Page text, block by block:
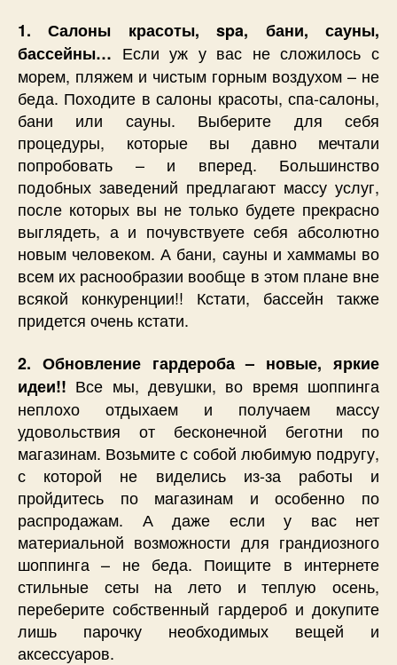
1. Салоны красоты, spa, бани, сауны,
бассейны… Если уж у вас не сложилось с
морем, пляжем и чистым горным воздухом – не
беда. Походите в салоны красоты, спа-салоны,
бани или сауны. Выберите для себя
процедуры, которые вы давно мечтали
попробовать – и вперед. Большинство
подобных заведений предлагают массу услуг,
после которых вы не только будете прекрасно
выглядеть, а и почувствуете себя абсолютно
новым человеком. А бани, сауны и хаммамы во
всем их раснообразии вообще в этом плане вне
всякой конкуренции!! Кстати, бассейн также
придется очень кстати.
2. Обновление гардероба – новые, яркие
идеи!! Все мы, девушки, во время шоппинга
неплохо отдыхаем и получаем массу
удовольствия от бесконечной беготни по
магазинам. Возьмите с собой любимую подругу,
с которой не виделись из-за работы и
пройдитесь по магазинам и особенно по
распродажам. А даже если у вас нет
материальной возможности для грандиозного
шоппинга – не беда. Поищите в интернете
стильные сеты на лето и теплую осень,
переберите собственный гардероб и докупите
лишь парочку необходимых вещей и
аксессуаров.